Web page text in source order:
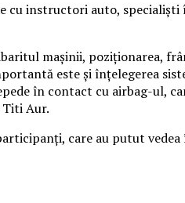
instructori auto,
mașinii, poziționarea,
este și înțelegerea
în contact cu airbag-ul,
Titi Aur.
care au putut